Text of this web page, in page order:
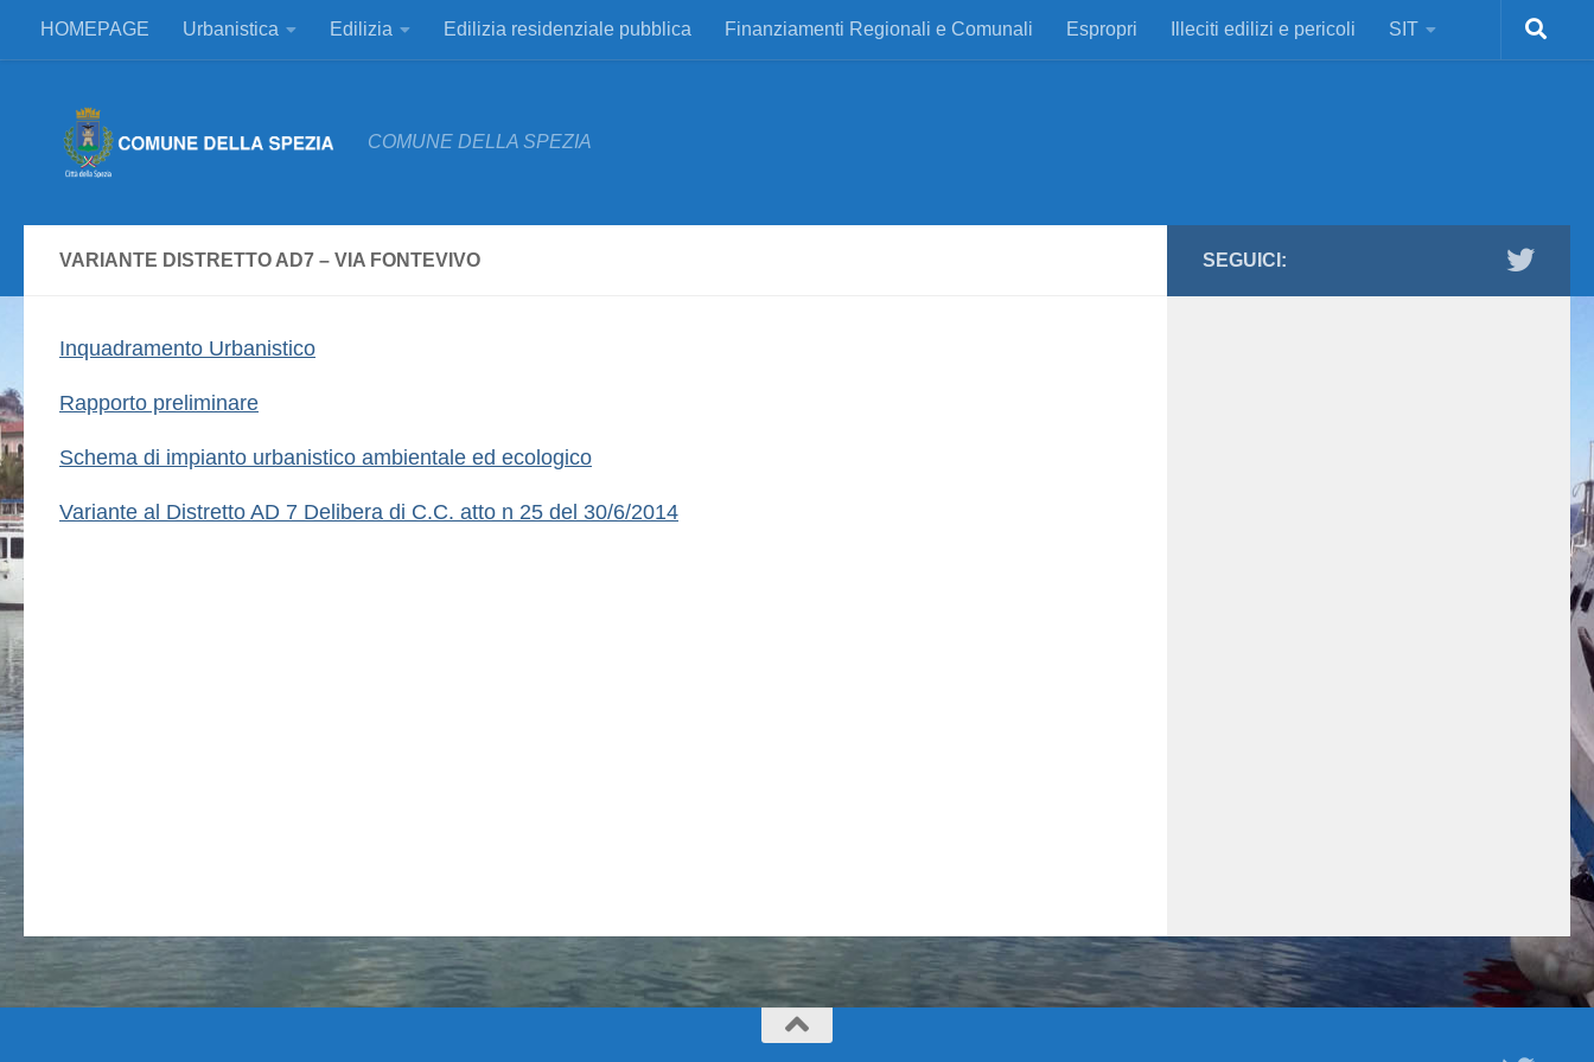
Salta al contenuto
HOMEPAGE Urbanistica Edilizia Edilizia residenziale pubblica Finanziamenti Regionali e Comunali Espropri Illeciti edilizi e pericoli SIT
COMUNE DELLA SPEZIA
VARIANTE DISTRETTO AD7 – VIA FONTEVIVO
Inquadramento Urbanistico
Rapporto preliminare
Schema di impianto urbanistico ambientale ed ecologico
Variante al Distretto AD 7 Delibera di C.C. atto n 25 del 30/6/2014
SEGUICI: